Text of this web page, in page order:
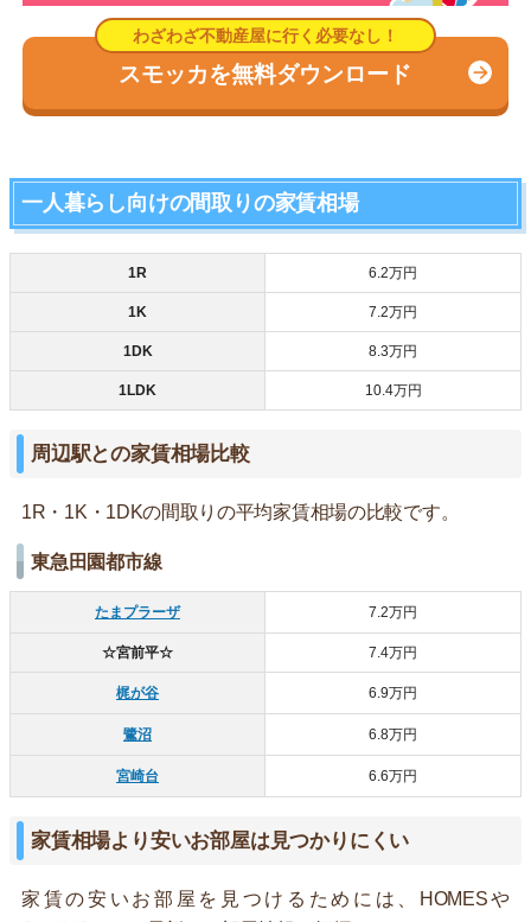
スモッカを無料ダウンロード
一人暮らし向けの間取りの家賃相場
1R 6.2万円
1K 7.2万円
1DK 8.3万円
1LDK 10.4万円
周辺駅との家賃相場比較
1R・1K・1DKの間取りの平均家賃相場の比較です。
東急田園都市線
たまプラーザ 7.2万円
☆宮前平☆ 7.4万円
梶が谷 6.9万円
鷺沼 6.8万円
宮崎台 6.6万円
家賃相場より安いお部屋は見つかりにくい
家賃の安いお部屋を見つけるためには、HOMESや